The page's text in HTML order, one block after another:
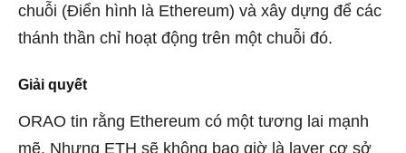
chuỗi (Điển hình là Ethereum) và xây dựng để các
thánh thần chỉ hoạt động trên một chuỗi đó.
Giải quyết
ORAO tin rằng Ethereum có một tương lai mạnh
mẽ. Nhưng ETH sẽ không bao giờ là layer cơ sở